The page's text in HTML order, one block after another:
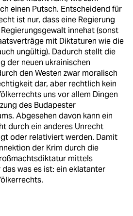
einen Putsch. Entscheidend für
ist nur, dass eine Regierung
innehat (sonst
mit Diktaturen wie die
ungültig). Dadurch stellt die
der neuen ukrainischen
den Westen zwar moralisch
dar, aber rechtlich kein
uns vor allem Dingen
des Budapester
Abgesehen davon kann ein
durch ein anderes Unrecht
oder relativiert werden. Damit
der Krim durch die
mittels
was es ist: ein eklatanter